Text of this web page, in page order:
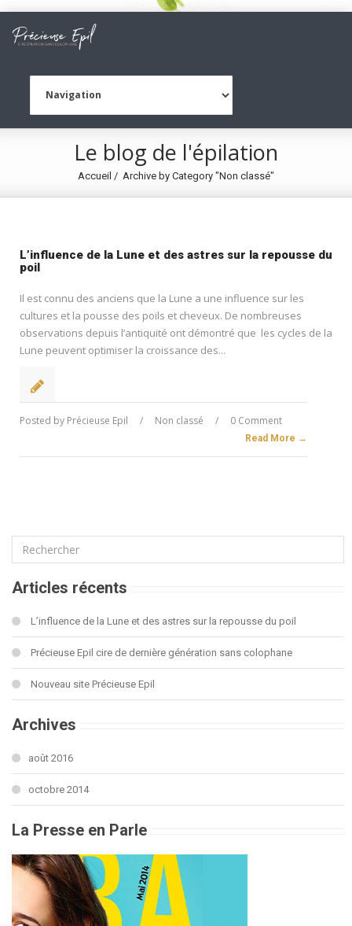
Le blog de l'épilation
Accueil Archive by Category "Non classé"
L’influence de la Lune et des astres sur la repousse du
poil
Il est connu des anciens que la Lune a une influence sur les
cultures et la pousse des poils et cheveux. De nombreuses
observations depuis l’antiquité ont démontré que les cycles de la
Lune peuvent optimiser la croissance des...
Posted by Précieuse Epil / Non classé / 0 Comment
Read More →
Articles récents
L’influence de la Lune et des astres sur la repousse du poil
Précieuse Epil cire de dernière génération sans colophane
Nouveau site Précieuse Epil
Archives
août 2016
octobre 2014
La Presse en Parle